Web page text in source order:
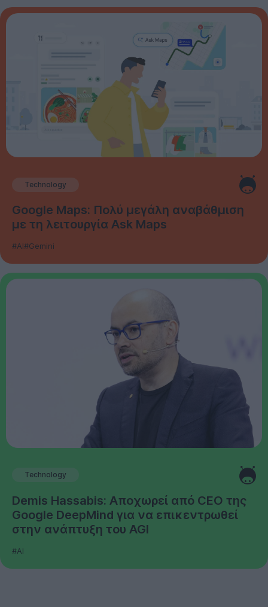
Technology
Google Maps: Πολύ μεγάλη αναβάθμιση
με τη λειτουργία Ask Maps
#AI#Gemini
Technology
Demis Hassabis: Αποχωρεί από CEO της
Google DeepMind για να επικεντρωθεί
στην ανάπτυξη του AGI
#AI